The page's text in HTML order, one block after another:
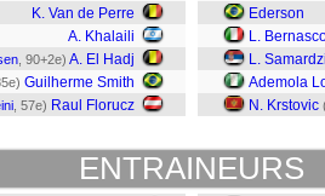
K. Van de Perre
A. Khalaili
, 90+2e) A. El Hadj
Guilherme Smith
, 57e) Raul Florucz
Ederson
L.
L.
Ademola
N. Krstovic
ENTRAINEURS